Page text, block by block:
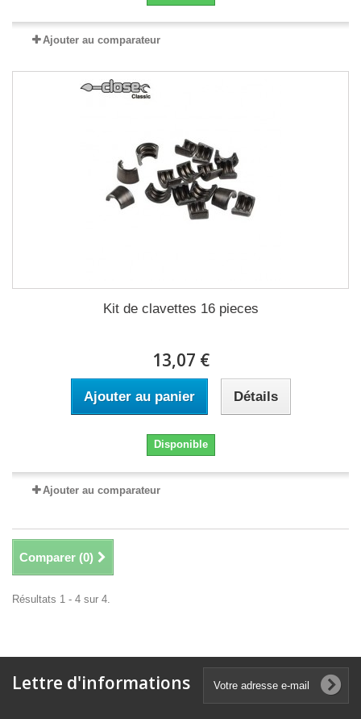
Ajouter au comparateur
Kit de clavettes 16 pieces
13,07 €
Ajouter au panier Détails
Disponible
Ajouter au comparateur
Comparer (0)
Résultats 1 - 4 sur 4.
Lettre d'informations